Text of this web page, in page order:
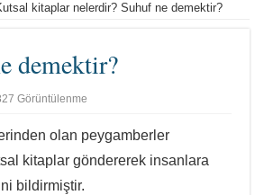
kitaplar nelerdir? Suhuf ne demektir?
demektir?
Görüntülenme
olan peygamberler
kitaplar göndererek insanlara
bildirmiştir.